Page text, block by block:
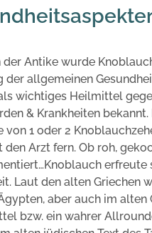
der Antike wurde
der allgemeinen
wichtiges Heilmittel
& Krankheiten
von 1 oder 2
den Arzt fern. Ob roh,
erfreute
Laut den alten Griechen
aber auch im alten
bzw. ein wahrer